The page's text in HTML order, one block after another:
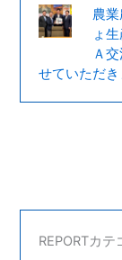
農
ょ
Ａ
せていただき
REPORTカテ